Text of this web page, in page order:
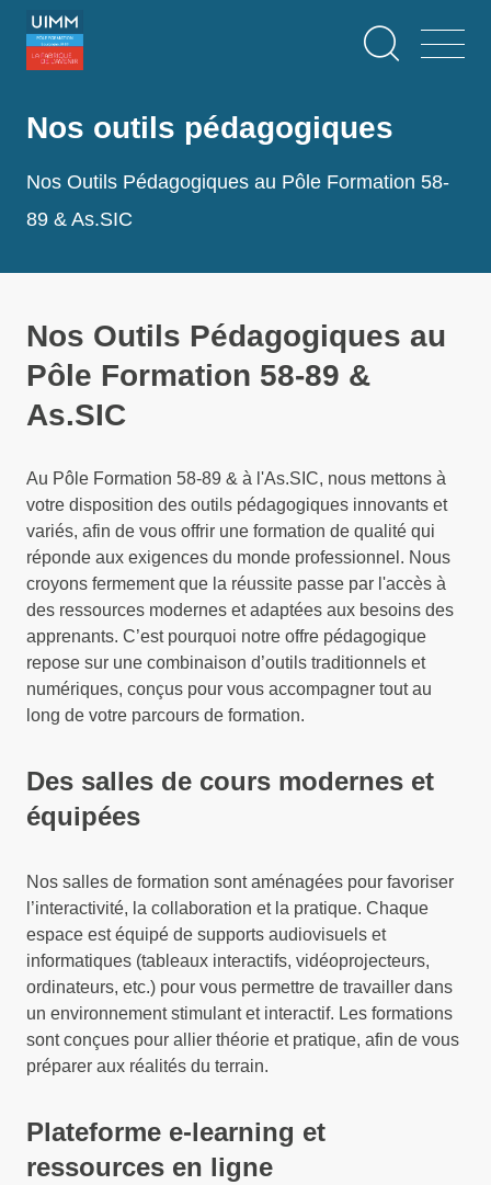
Aller
contenu
Nos outils pédagogiques
Nos Outils Pédagogiques au Pôle Formation 58-
89 & As.SIC
Nos Outils Pédagogiques au
Pôle Formation 58-89 &
As.SIC
Au Pôle Formation 58-89 & à l'As.SIC, nous mettons à
votre disposition des outils pédagogiques innovants et
variés, afin de vous offrir une formation de qualité qui
réponde aux exigences du monde professionnel. Nous
croyons fermement que la réussite passe par l'accès à
des ressources modernes et adaptées aux besoins des
apprenants. C’est pourquoi notre offre pédagogique
repose sur une combinaison d’outils traditionnels et
numériques, conçus pour vous accompagner tout au
long de votre parcours de formation.
Des salles de cours modernes et
équipées
Nos salles de formation sont aménagées pour favoriser
l’interactivité, la collaboration et la pratique. Chaque
espace est équipé de supports audiovisuels et
informatiques (tableaux interactifs, vidéoprojecteurs,
ordinateurs, etc.) pour vous permettre de travailler dans
un environnement stimulant et interactif. Les formations
sont conçues pour allier théorie et pratique, afin de vous
préparer aux réalités du terrain.
Plateforme e-learning et
ressources en ligne
Panneau de gestion des cookies